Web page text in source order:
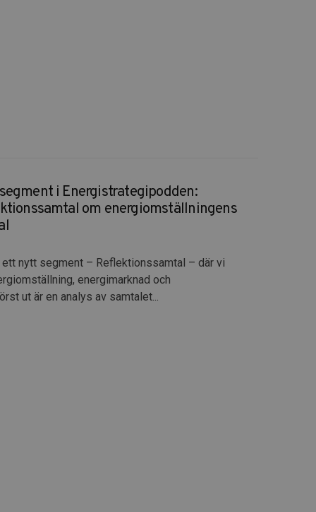
i Energistrategipodden:
om energiomställningens
nytt segment – Reflektionssamtal – där vi
energimarknad och
ut är en analys av samtalet...